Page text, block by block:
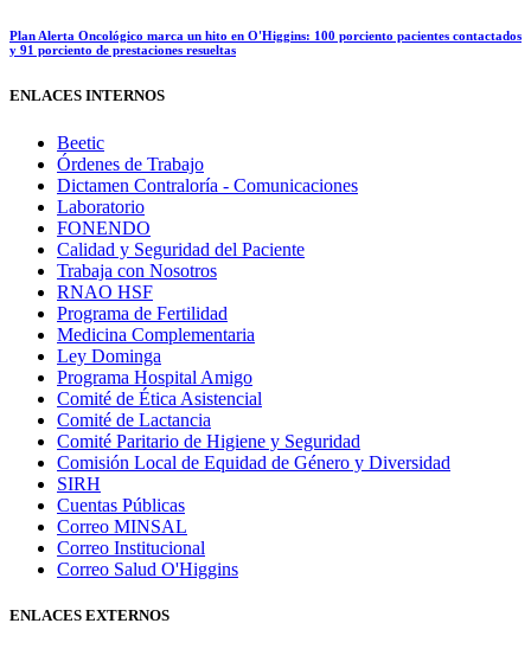
Plan Alerta Oncológico marca un hito en O'Higgins: 100 porciento pacientes contactados
y 91 porciento de prestaciones resueltas
ENLACES INTERNOS
Beetic
Órdenes de Trabajo
Dictamen Contraloría - Comunicaciones
Laboratorio
FONENDO
Calidad y Seguridad del Paciente
Trabaja con Nosotros
RNAO HSF
Programa de Fertilidad
Medicina Complementaria
Ley Dominga
Programa Hospital Amigo
Comité de Ética Asistencial
Comité de Lactancia
Comité Paritario de Higiene y Seguridad
Comisión Local de Equidad de Género y Diversidad
SIRH
Cuentas Públicas
Correo MINSAL
Correo Institucional
Correo Salud O'Higgins
ENLACES EXTERNOS